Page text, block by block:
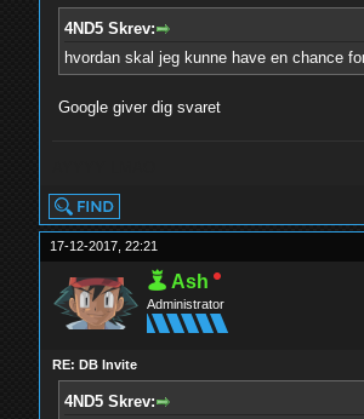
4ND5 Skrev:
hvordan skal jeg kunne have en chance
Google giver dig svaret
17-12-2017, 22:21
Ash
Administrator
RE: DB Invite
4ND5 Skrev: